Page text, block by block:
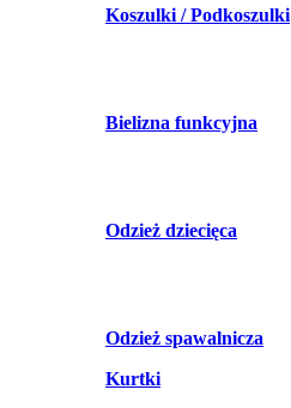
Koszulki / Podkoszulki
Bielizna funkcyjna
Odzież dziecięca
Odzież spawalnicza
Kurtki